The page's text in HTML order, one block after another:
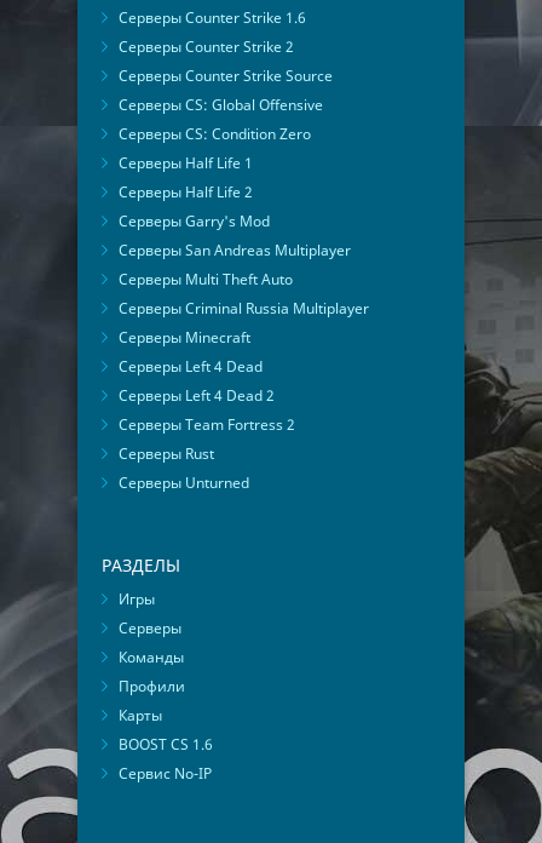
Серверы Counter Strike 1.6
Серверы Counter Strike 2
Серверы Counter Strike Source
Серверы CS: Global Offensive
Серверы CS: Condition Zero
Серверы Half Life 1
Серверы Half Life 2
Серверы Garry's Mod
Серверы San Andreas Multiplayer
Серверы Multi Theft Auto
Серверы Criminal Russia Multiplayer
Серверы Minecraft
Серверы Left 4 Dead
Серверы Left 4 Dead 2
Серверы Team Fortress 2
Серверы Rust
Серверы Unturned
РАЗДЕЛЫ
Игры
Серверы
Команды
Профили
Карты
BOOST CS 1.6
Сервис No-IP